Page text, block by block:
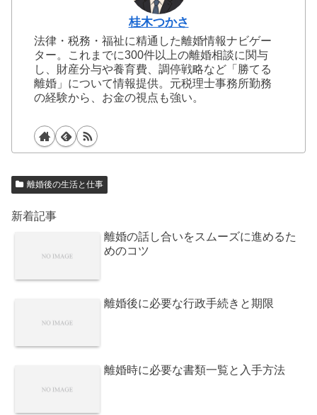
桂木つかさ
法律・税務・福祉に精通した離婚情報ナビゲー
ター。これまでに300件以上の離婚相談に関与
し、財産分与や養育費、調停戦略など「勝てる
離婚」について情報提供。元税理士事務所勤務
の経験から、お金の視点も強い。
離婚後の生活と仕事
新着記事
離婚の話し合いをスムーズに進めるた
めのコツ
離婚後に必要な行政手続きと期限
離婚時に必要な書類一覧と入手方法